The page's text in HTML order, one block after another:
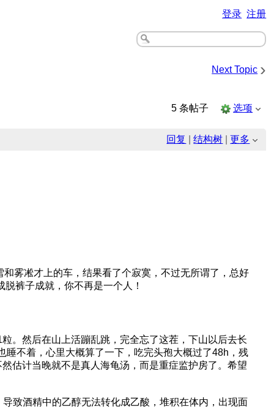
登录 注册
Next Topic ›
5 条帖子 选项
回复 |结构树 |更多
雾凇才上的车，结果看了个寂寞，不过无所谓了，总好
裤子成就，你不再是一个人！
。然后在山上活蹦乱跳，完全忘了这茬，下山以后去长
睡不着，心里大概算了一下，吃完头孢大概过了48h，残
估计当晚就不是真人海龟汤，而是重症监护房了。希望
致酒精中的乙醇无法转化成乙酸，堆积在体内，出现面